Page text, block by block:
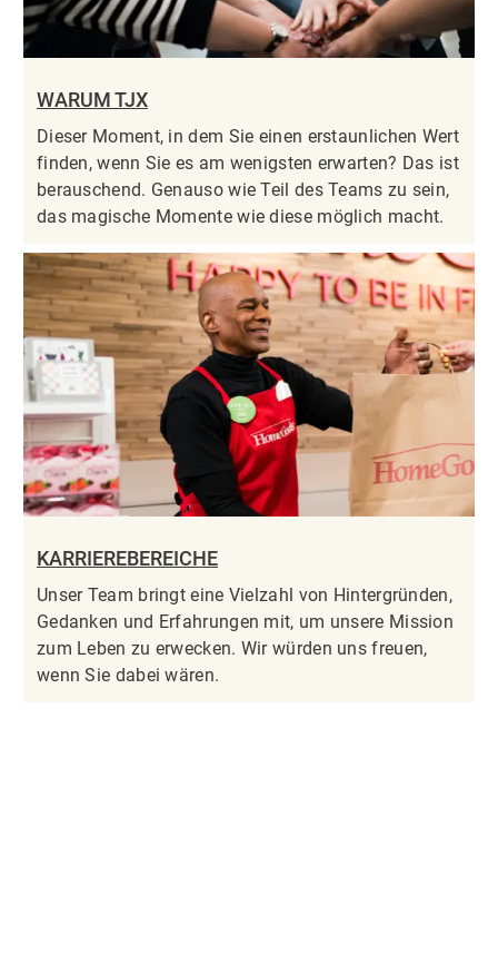
WARUM TJX
Dieser Moment, in dem Sie einen erstaunlichen Wert
finden, wenn Sie es am wenigsten erwarten? Das ist
berauschend. Genauso wie Teil des Teams zu sein,
das magische Momente wie diese möglich macht.
KARRIEREBEREICHE
Unser Team bringt eine Vielzahl von Hintergründen,
Gedanken und Erfahrungen mit, um unsere Mission
zum Leben zu erwecken. Wir würden uns freuen,
wenn Sie dabei wären.